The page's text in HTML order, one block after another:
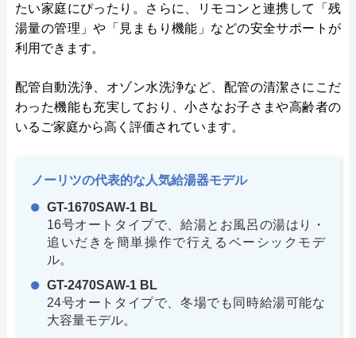
たい家庭にぴったり。さらに、リモコンと連携して「残
湯量の管理」や「見まもり機能」などの安全サポートが
利用できます。
配管自動洗浄、オゾン水洗浄など、配管の清潔さにこだ
わった機能も充実しており、小さなお子さまや高齢者の
いるご家庭から高く評価されています。
ノーリツの代表的な人気給湯器モデル
GT-1670SAW-1 BL
16号オートタイプで、給湯とお風呂の湯はり・
追いだきを簡単操作で行えるベーシックモデ
ル。
GT-2470SAW-1 BL
24号オートタイプで、冬場でも同時給湯可能な
大容量モデル。